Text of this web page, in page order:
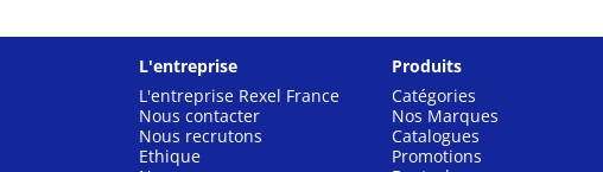
L'entreprise
L'entreprise Rexel France
Nous contacter
Nous recrutons
Ethique
Produits
Catégories
Nos Marques
Catalogues
Promotions